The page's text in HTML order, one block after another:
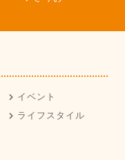
イベント
ライフスタイル